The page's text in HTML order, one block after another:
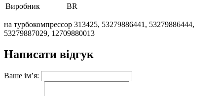
Виробник
BR
на турбокомпрессор 313425, 53279886441, 53279886444,
53279887029, 12709880013
Написати відгук
Ваше ім’я: